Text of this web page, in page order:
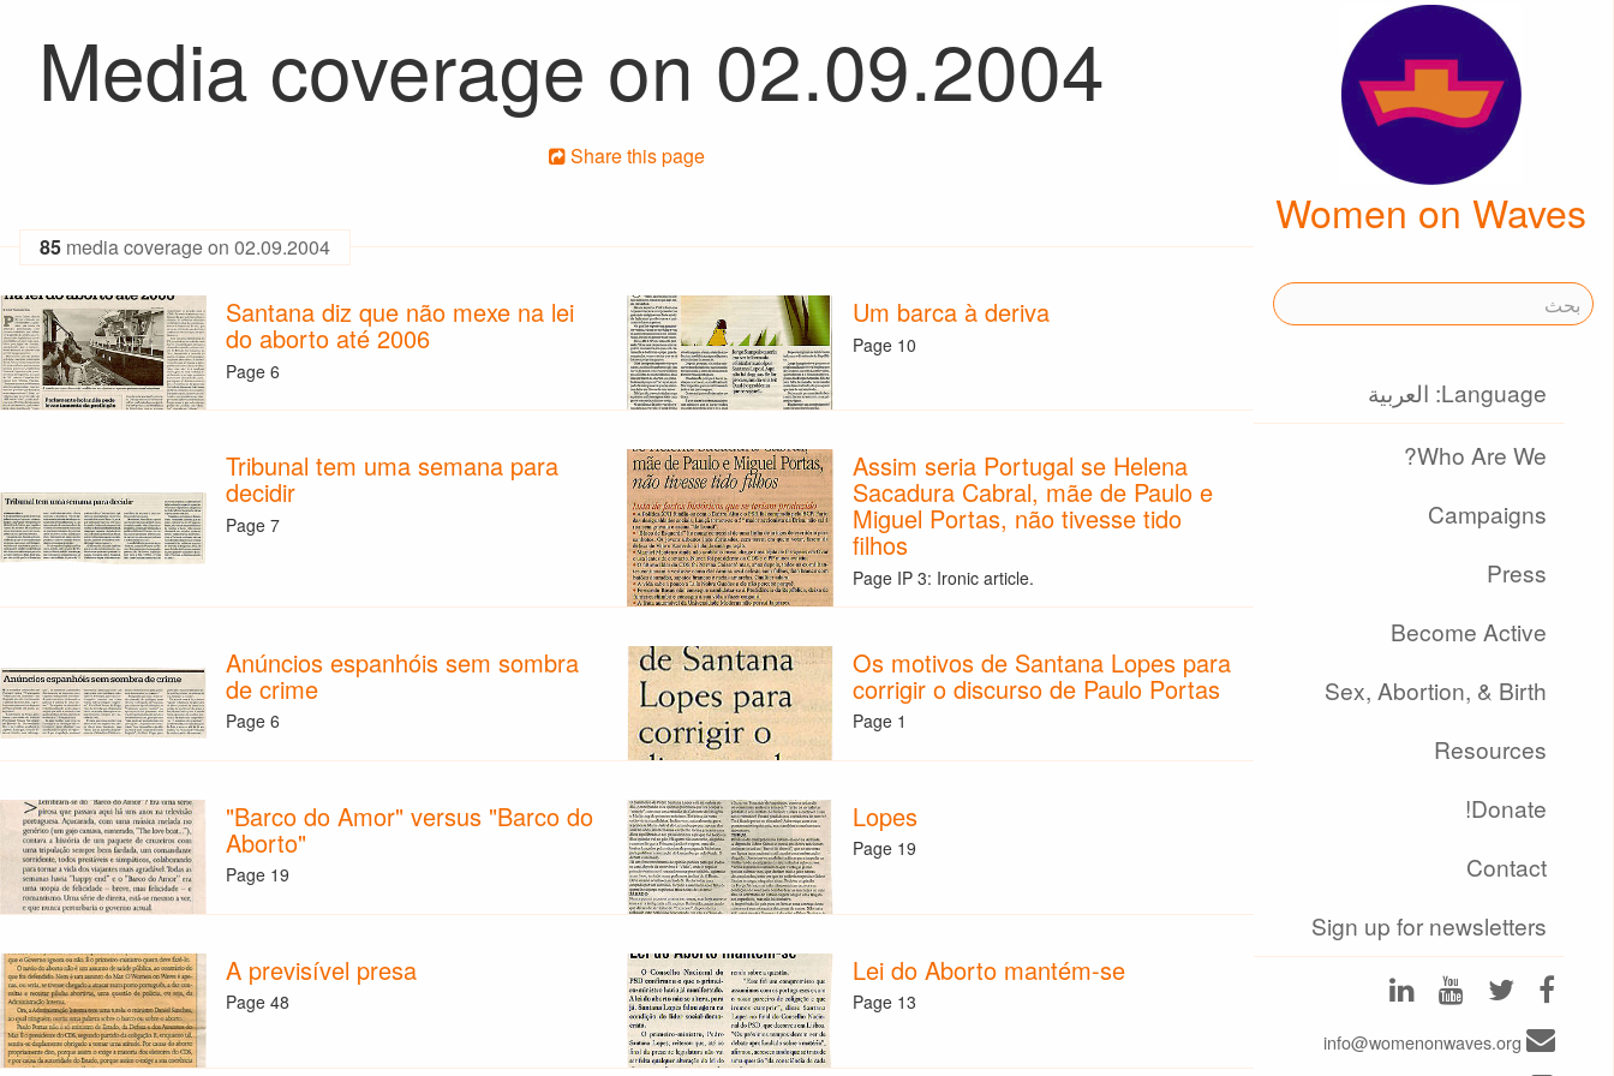
Women on Waves
Language: العربية
Who Are We?
Campaigns
Press
Become Active
Sex, Abortion, & Birth
Resources
Donate!
Contact
Sign up for newsletters
Media coverage on 02.09.2004
Share this page
85 media coverage on 02.09.2004
Santana diz que não mexe na lei
do aborto até 2006
Page 6
Um barca à deriva
Page 10
Tribunal tem uma semana para
decidir
Page 7
Assim seria Portugal se Helena
Sacadura Cabral, mãe de Paulo e
Miguel Portas, não tivesse tido
filhos
Page IP 3: Ironic article.
Anúncios espanhóis sem sombra
de crime
Page 6
Os motivos de Santana Lopes para
corrigir o discurso de Paulo Portas
Page 1
"Barco do Amor" versus "Barco do
Aborto"
Page 19
Lopes
Page 19
A previsível presa
Page 48
Lei do Aborto mantém-se
Page 13